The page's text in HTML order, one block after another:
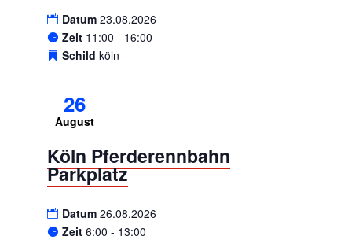
Datum 23.08.2026
Zeit 11:00 - 16:00
Schild köln
26
August
Köln Pferderennbahn
Parkplatz
Datum 26.08.2026
Zeit 6:00 - 13:00